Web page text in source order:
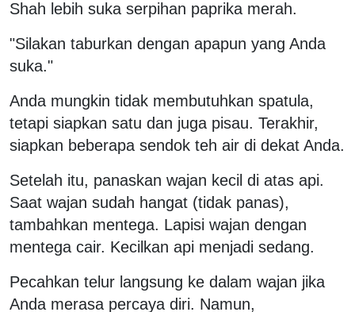
Shah lebih suka serpihan paprika merah.
"Silakan taburkan dengan apapun yang Anda
suka."
Anda mungkin tidak membutuhkan spatula,
tetapi siapkan satu dan juga pisau. Terakhir,
siapkan beberapa sendok teh air di dekat Anda.
Setelah itu, panaskan wajan kecil di atas api.
Saat wajan sudah hangat (tidak panas),
tambahkan mentega. Lapisi wajan dengan
mentega cair. Kecilkan api menjadi sedang.
Pecahkan telur langsung ke dalam wajan jika
Anda merasa percaya diri. Namun,